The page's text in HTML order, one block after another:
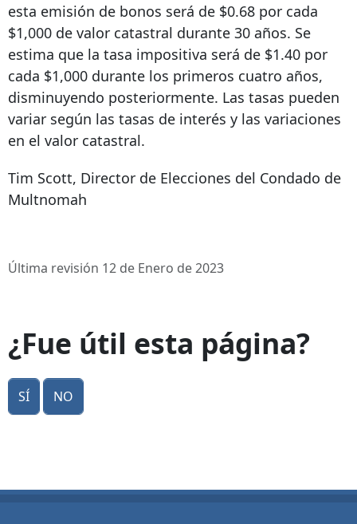
esta emisión de bonos será de $0.68 por cada
$1,000 de valor catastral durante 30 años. Se
estima que la tasa impositiva será de $1.40 por
cada $1,000 durante los primeros cuatro años,
disminuyendo posteriormente. Las tasas pueden
variar según las tasas de interés y las variaciones
en el valor catastral.
Tim Scott, Director de Elecciones del Condado de
Multnomah
Última revisión 12 de Enero de 2023
¿Fue útil esta página?
Sí No